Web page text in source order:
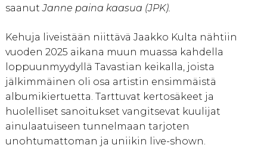
saanutJanne paina kaasua (JPK).
Kehuja liveistään niittävä Jaakko Kulta nähtiin
vuoden 2025 aikana muun muassa kahdella
loppuunmyydyllä Tavastian keikalla, joista
jälkimmäinen oli osa artistin ensimmäistä
albumikiertuetta. Tarttuvat kertosäkeet ja
huolelliset sanoitukset vangitsevat kuulijat
ainulaatuiseen tunnelmaan tarjoten
unohtumattoman ja uniikin live-shown.